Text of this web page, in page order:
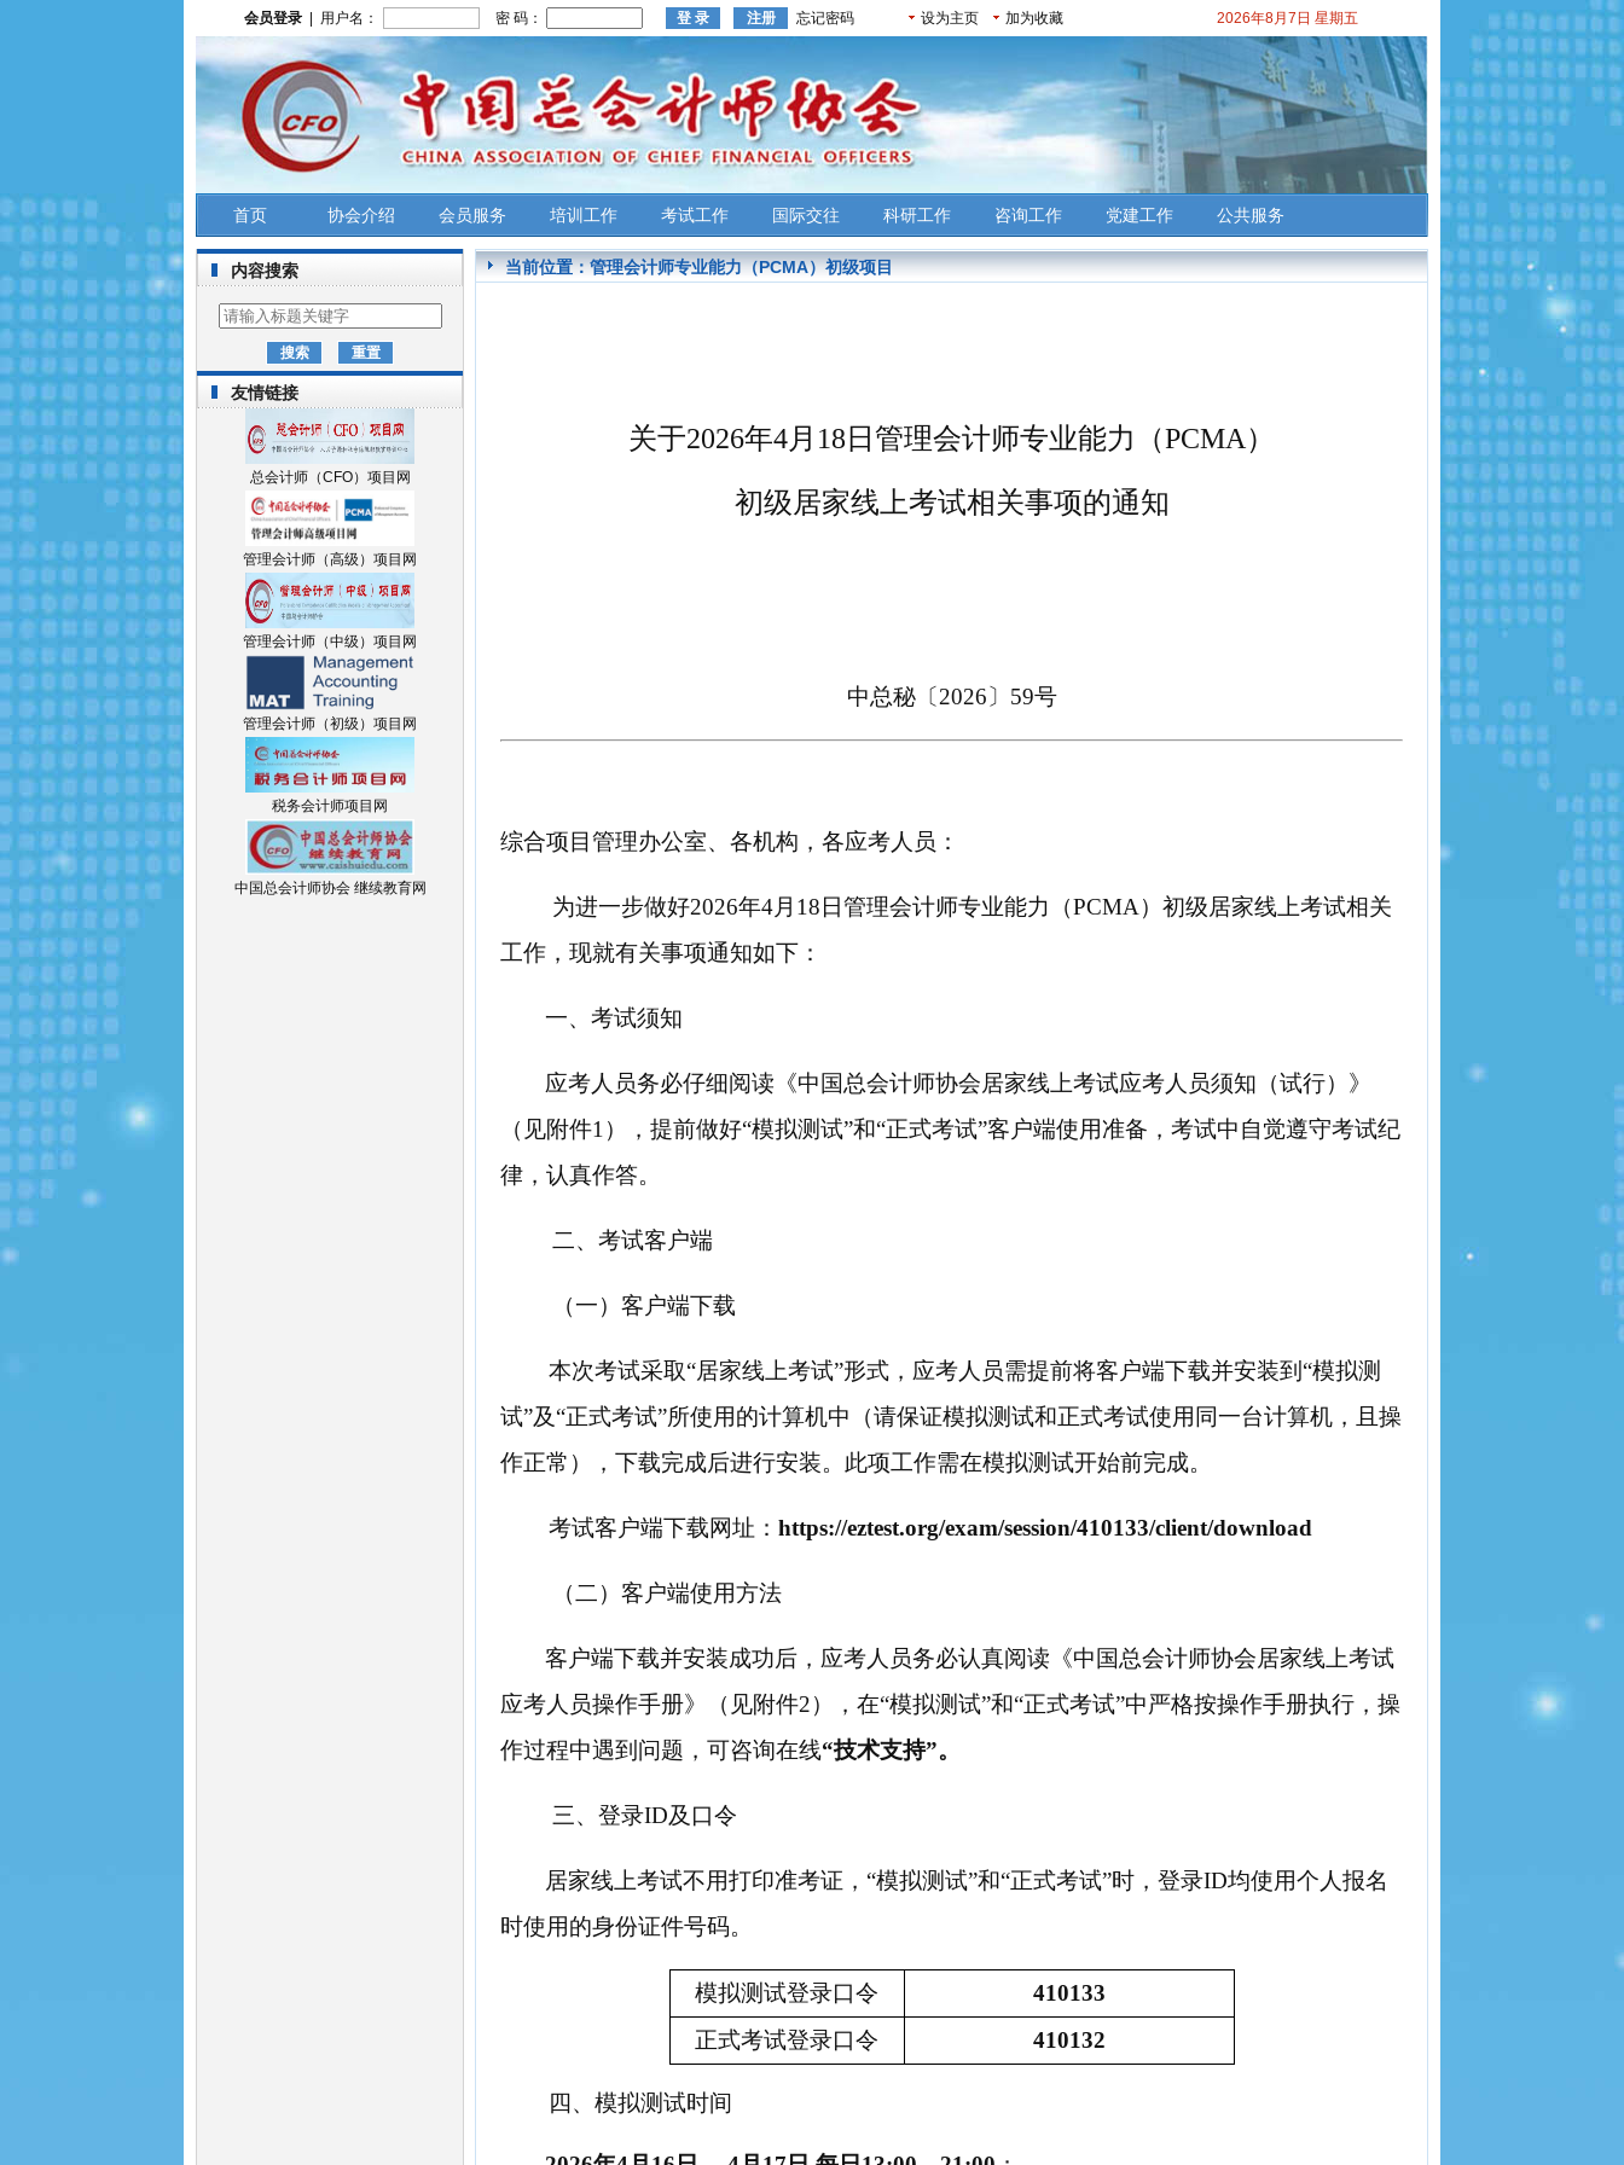
会员登录 | 用户名： 密 码： 忘记密码 设为主页 加为收藏 2026年8月7日 星期五
首页 协会介绍 会员服务 培训工作 考试工作 国际交往 科研工作 咨询工作 党建工作 公共服务
内容搜索
友情链接
总会计师（CFO）项目网
管理会计师（高级）项目网
管理会计师（中级）项目网
管理会计师（初级）项目网
税务会计师项目网
中国总会计师协会 继续教育网
当前位置：管理会计师专业能力（PCMA）初级项目
关于2026年4月 18 日管理会计师专业能力（PCMA）
初级居家线上考试相关事项的通知
中总秘〔 2026 〕 59号
综合项目管理办公室、各机构，各应考人员：
为进一步做好2026年4月18日管理会计师专业能力（PCMA）初级居家线上考试相关
工作，现就有关事项通知如下：
一、 考试须知
应考人员务必仔细阅读《中国总会计师协会居家线上考试应考人员须知（试行）》
（见附件1），提前做好“模拟测试”和“正式考试”客户端使用准备，考试中自觉遵守考试纪
律，认真作答。
二、 考试客户端
（一）客户端下载
本次考试采取“居家线上考试”形式，应考人员需提前将客户端下载并安装到“模拟测
试”及“正式考试”所使用的计算机中（请保证模拟测试和正式考试使用同一台计算机，且操
作正常），下载完成后进行安装。此项工作需在模拟测试开始前完成。
考试客户端下载网址： https://eztest.org/exam/session/410133/client/download
（二）客户端使用方法
客户端下载并安装成功后，应考人员务必认真阅读《中国总会计师协会居家线上考试
应考人员操作手册》
（见附件2） ，在“模拟测试”和“正式考试”中严格按操作手册执行，操
作过程中遇到问题，可咨询在线“技术支持”。
三、登录ID及口令
居家线上考试不用打印准考证， “模拟测试”和“正式考试”时，登录ID均使用个人报名
时使用的身份证件号码。
模拟测试登录口令
410133
正式考试登录口令 410132
四、模拟测试时间